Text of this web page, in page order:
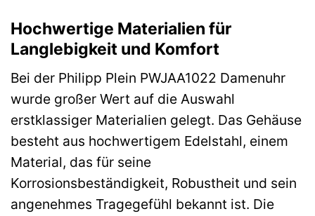
Hochwertige Materialien für
Langlebigkeit und Komfort
Bei der Philipp Plein PWJAA1022 Damenuhr
wurde großer Wert auf die Auswahl
erstklassiger Materialien gelegt. Das Gehäuse
besteht aus hochwertigem Edelstahl, einem
Material, das für seine
Korrosionsbeständigkeit, Robustheit und sein
angenehmes Tragegefühl bekannt ist. Die